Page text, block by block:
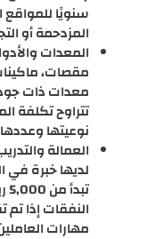
سنويًا للمواقع
المزدحمة أو
المعدات
مقصات،
معدات ذات
نوعيتها
العمالة
لديها خبرة في
النفقات إذا
مهارات